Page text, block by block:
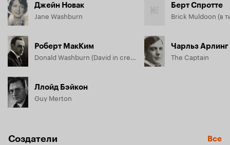
Джейн Новак
Jane Washburn
Роберт МакКим
Donald Washburn (David in credits)
Ллойд Бэйкон
Guy Merton
Берт Спротте
Чарльз Арлинг
The Captain
Создатели Все